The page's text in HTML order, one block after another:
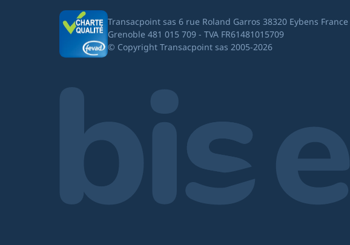
Transacpoint sas 6 rue Roland Garros 38320 Eybens France
Grenoble 481 015 709 - TVA FR61481015709
© Copyright Transacpoint sas 2005-2026